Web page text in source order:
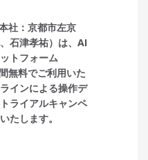
社：京都市左京
石津孝祐）は、AI
トフォーム
無料でご利用いた
インによる操作デ
ライアルキャンペ
たします。